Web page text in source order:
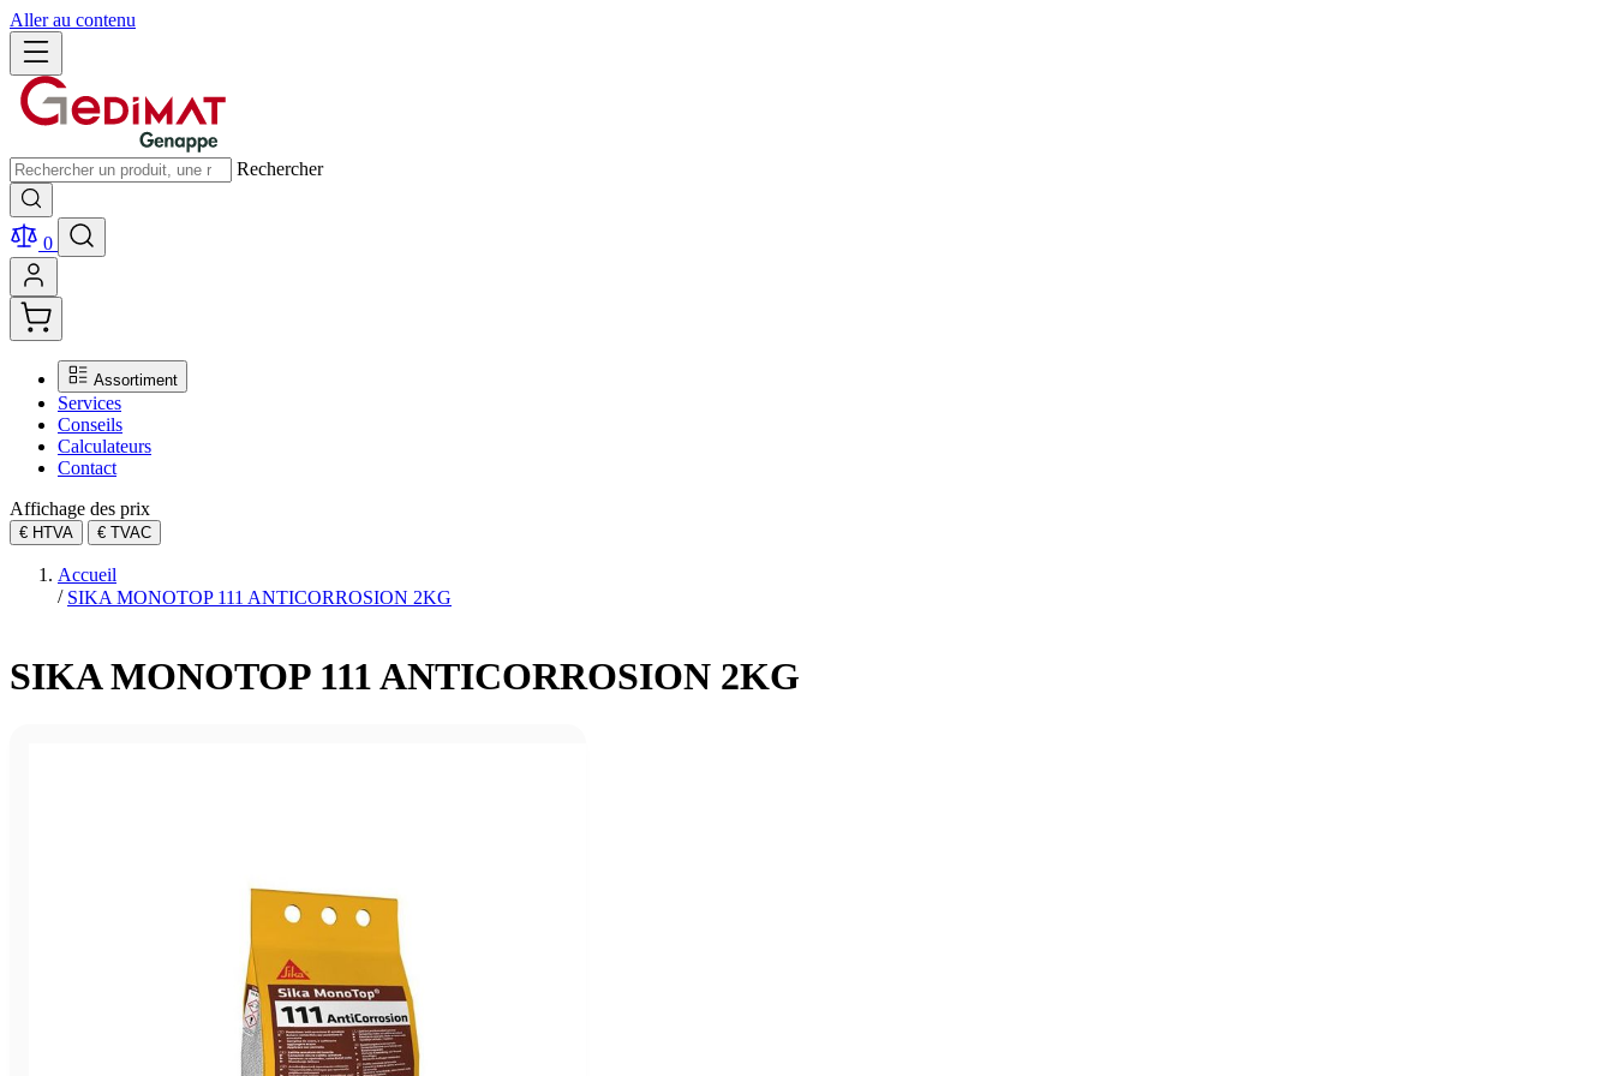
Aller au contenu
Rechercher
0
Assortiment
Services
Conseils
Calculateurs
Contact
Affichage des prix
€ HTVA € TVAC
Accueil
/ SIKA MONOTOP 111 ANTICORROSION 2KG
SIKA MONOTOP 111 ANTICORROSION 2KG